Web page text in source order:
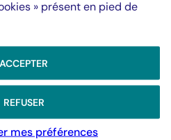
amples informations,
financier ou votre
» présent en pied de
ACCEPTER
REFUSER
mes préférences